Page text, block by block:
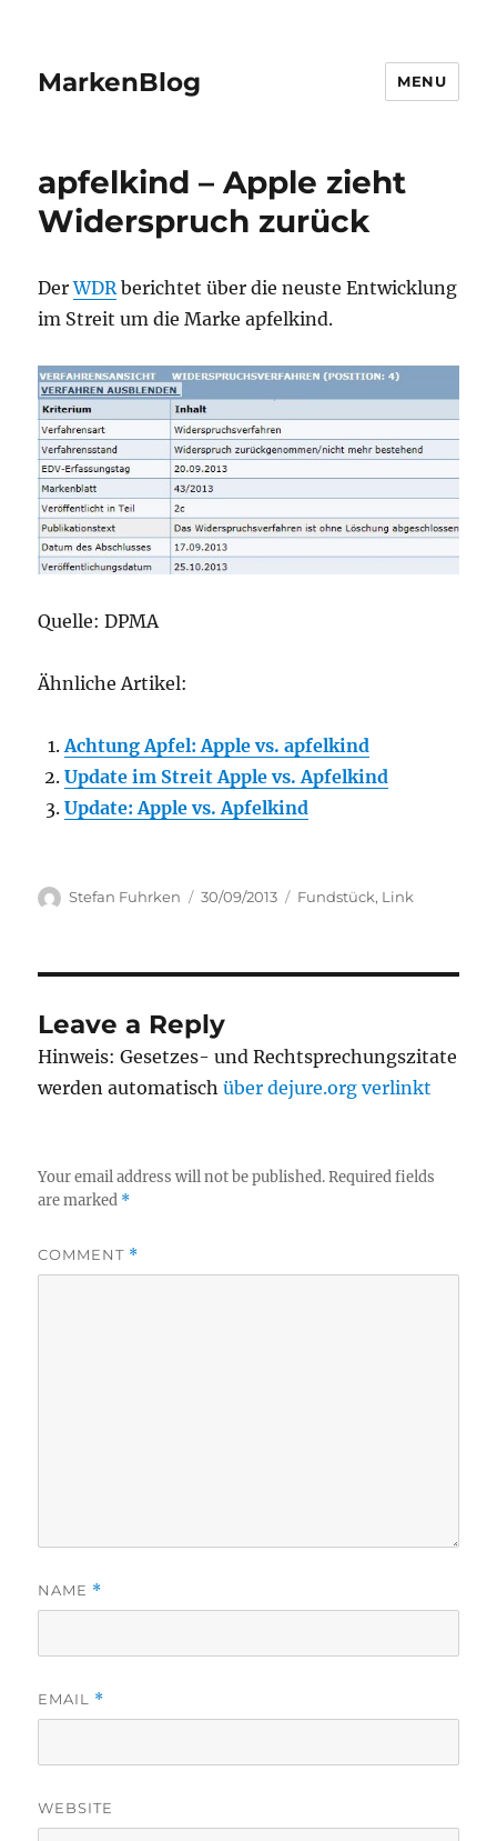
MarkenBlog MENU
apfelkind – Apple zieht
Widerspruch zurück
DerWDRberichtet über die neuste Entwicklung
im Streit um die Marke apfelkind.
Quelle: DPMA
Ähnliche Artikel:
Achtung Apfel: Apple vs. apfelkind
Update im Streit Apple vs. Apfelkind
Update: Apple vs. Apfelkind
Author
Stefan Fuhrken
Posted
30/09/2013 Categories
Fundstück, Link
Leave a Reply
Hinweis: Gesetzes- und Rechtsprechungszitate
werden automatischüber dejure.org verlinkt
Your email address will not be published. Required fields
are marked *
COMMENT *
NAME *
EMAIL *
WEBSITE